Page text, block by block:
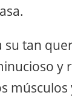
su tan
y
músculos